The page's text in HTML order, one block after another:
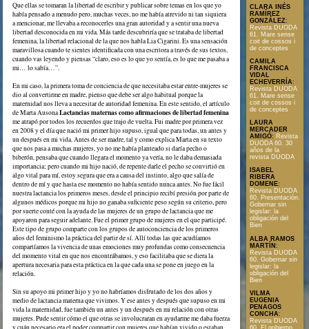
Que ellas se tomaran la libertad de escribir y publicar sobre temas en los que yo
había pensado a menudo pero, muchas veces, no me había atrevido ni tan siquiera
a mencionar, me llevaba a reconocerles una gran autoridad y a sentir una nueva
libertad desconocida en mi vida. Más tarde descubriría que se trataba de libertad
femenina, la libertad relacional de la que nos habla Lia Cigarini. Es una sensación
maravillosa cuando te sientes identificada con una escritora a través de sus textos,
cuando vas leyendo y piensas “claro, eso es lo que yo sentía, es lo que me pasaba a
mi… lo sabía…”.
En mi caso, la primera toma de conciencia de que necesitaba estar entre-mujeres se
dio al convertirme en madre, pienso que debe ser algo habitual porque la
maternidad nos lleva a necesitar de autoridad femenina. En este sentido, el artículo
de Marta AusonaLactancias maternas como afirmaciones de libertad femenina
me atrapó por todos los recuerdos que trajo de vuelta. Fui madre por primera vez
en 2008 y el día que nació mi primer hijo supuso, igual que para todas, un antes y
un después en mi vida. Antes de ser madre, tal y como explica Marta en su texto
que nos pasa a muchas mujeres, yo no me había planteado si daría pecho o
biberón, pensaba que cuando llegara el momento ya vería, no le daba demasiada
importancia; pero cuando mi hijo nació, de repente darle el pecho se convirtió en
algo vital para mí, estoy segura que era a causa del instinto, algo que salía de
dentro de mí y que hasta ese momento no había sentido nunca antes. No fue fácil
nuestra lactancia los primeros meses, desde el principio recibí presión por parte de
algunos médicos porque mi hijo no ganaba suficiente peso según su criterio, pero
por suerte conté con la ayuda de las mujeres de un grupo de lactancia que me
apoyaron para seguir adelante. Fue el primer grupo de mujeres en el que participé.
Este tipo de grupo comparte con los grupos de autoconciencia de los primeros
años del feminismo la práctica del partir de sí. Allí todas las que acudíamos
compartíamos la vivencia de unas emociones muy profundas como consecuencia
del momento vital en que nos encontrábamos, y eso facilitaba que se diera la
apertura necesaria para esta práctica en la que cada una se pone en juego en la
relación.
Sin su apoyo mi primer hijo y yo no habríamos disfrutado de los dos años y
medio de lactancia materna que vivimos. Y ese antes y después que supuso en mi
vida la maternidad, fue también un antes y un después en mi relación con otras
mujeres. Pude sentir cómo el que otras se involucraran en ayudarme me daba fuerza
CLARA INÉS
RAMÍREZ
GONZÁLEZ:
Revista DUODA
61. Mare sense
coit de cossos i
de conceptes
CAMILA
FRANCISCA
VIDAL
ECHEVERRÍA:
Revista DUODA
61. Mare sense
coit de cossos i
de conceptes
LAURA
MERCADER
AMIGÓ: Revista
DUODA 60. 30
años de la
revista DUODA
ISABEL
RIBERA
DOMENE:
Revista DUODA
60. Presentación.
Gobernar sin
legislar: la
obligación del
Bien
ALBA RAMOS
MARTÍN :
Revista DUODA
60. Gobernar sin
legislar: la
obligación del
Bien
VILMA
EUGENIA
PENAGOS
CONCHA:
Revista DUODA
60. El gobierno